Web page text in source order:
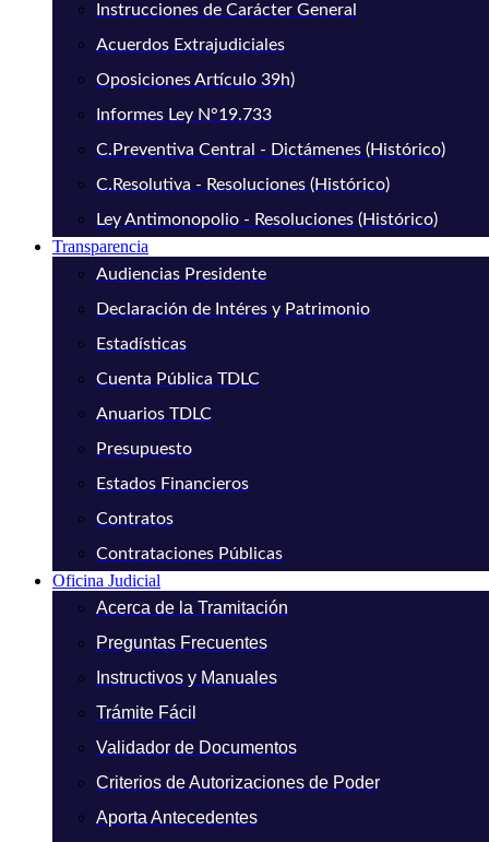
Instrucciones de Carácter General
Acuerdos Extrajudiciales
Oposiciones Artículo 39h)
Informes Ley N°19.733
C.Preventiva Central - Dictámenes (Histórico)
C.Resolutiva - Resoluciones (Histórico)
Ley Antimonopolio - Resoluciones (Histórico)
Transparencia
Audiencias Presidente
Declaración de Intéres y Patrimonio
Estadísticas
Cuenta Pública TDLC
Anuarios TDLC
Presupuesto
Estados Financieros
Contratos
Contrataciones Públicas
Oficina Judicial
Acerca de la Tramitación
Preguntas Frecuentes
Instructivos y Manuales
Trámite Fácil
Validador de Documentos
Criterios de Autorizaciones de Poder
Aporta Antecedentes